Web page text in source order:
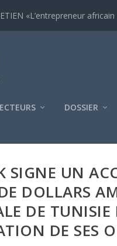
«L’entrepreneur
DOSSIER
SIGNE UN
DOLLARS
DE
DE SES